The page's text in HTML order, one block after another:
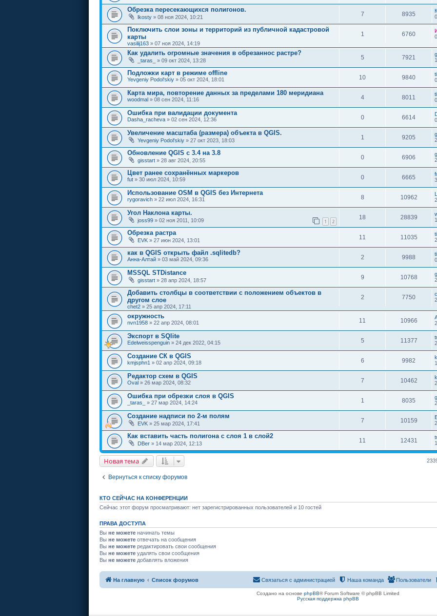
Обрезка пересекающихся полигонов.
lkosty » 08 ноя 2024, 10:21 7 8935
Поключить слои зоны и территорий из публичной кадастровой
карты
vasilij163 » 07 ноя 2024, 14:19
1 6760
Как удалить огромные значения в обрезаннос растре?
_taras_ » 09 окт 2024, 13:28 5 7921
Подложки карт в режиме offline
Yevgeniy Podol'skiy » 05 окт 2024, 18:01 10 9840
Карта мира, повторение данных за пределами 180 меридиана
woodmal » 08 сен 2024, 11:16 4 8011
Ошибка при валидации документа
Dasha_racheva » 02 сен 2024, 12:36 0 6614
Увеличение масштаба (размера) объекта в QGIS.
Yevgeniy Podol'skiy » 27 окт 2023, 18:03 1 9205
Обновление QGIS c 3.4 на 3.8
gisstart » 28 авг 2024, 20:55 0 6906
Цвет ранее сохранённых маркеров
fut » 30 июл 2024, 10:59 0 6665
Использование OSM в QGIS без Интернета
rygoravich » 22 июл 2024, 16:31 8 10962
Угол Наклона карты.
joss99 » 02 ноя 2011, 10:09 1 2
18 28839
Обрезка растра
EVK » 27 июн 2024, 13:01 11 11035
как в QGIS открыть файл .sqlitedb?
Анна-Алтай » 03 май 2024, 09:36 2 9988
MSSQL STDistance
gisstart » 28 апр 2024, 18:57 9 10768
Добавить столбцы в соответствии с положением объектов в
другом слое
chet2 » 25 апр 2024, 17:11
2 7750
окружность
nvn1958 » 22 апр 2024, 08:01 11 10966
Экспорт в SQlite
Edelweisspenguin » 24 дек 2022, 04:15 5 11377
Создание СК в QGIS
kmjsphn1 » 02 апр 2024, 09:18 6 9982
Редактор схем в QGIS
Oval » 26 мар 2024, 08:32 7 10462
Ошибка при обрезки слоя в QGIS
_taras_ » 27 мар 2024, 14:24 1 8035
Создание надписи по 2-м полям
EVK » 25 мар 2024, 17:41 7 10159
Как вставить часть полигона с слоя 1 в слой2
DBer » 14 мар 2024, 12:13 11 12431
Новая тема
Вернуться к списку форумов
КТО СЕЙЧАС НА КОНФЕРЕНЦИИ
Сейчас этот форум просматривают: нет зарегистрированных пользователей и 10 гостей
ПРАВА ДОСТУПА
Вы не можете начинать темы
Вы не можете отвечать на сообщения
Вы не можете редактировать свои сообщения
Вы не можете удалять свои сообщения
Вы не можете добавлять вложения
На главную Список форумов Пользователи
Наша команда
Связаться с администрацией
Создано на основе phpBB® Forum Software © phpBB Limited
Русская поддержка phpBB